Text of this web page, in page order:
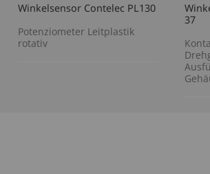
Winkelsensor Contelec PL130
Potenziometer Leitplastik
rotativ
37